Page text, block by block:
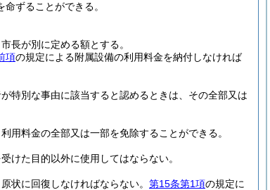
ずることができる。
長が別に定める額とする。
項の規定による附属設備の利用料金を納付しなければ
特別な事由に該当すると認めるときは、その全部又は
用料金の全部又は一部を免除することができる。
けた目的以外に使用してはならない。
状に回復しなければならない。 第15条第1項の規定に